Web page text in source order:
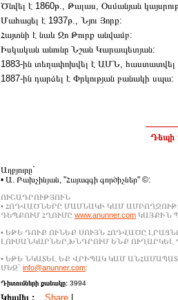
Ծնվել է 1860թ., Թալաս, Օսմանյան
Մահացել է 1937թ., Նյու Յորք:
Հայտնի է նաև Ջո Թուրք անվամբ:
Իսկական անունը Նշան Կարապետյան:
1883-ին տեղափոխվել է ԱՄՆ, հաստատվել
1887-ին դարձել է Փրկության բանակի սպա:
Դեպի
Աղբյուրը`
• Ա. Բախչինյան, "Հայազգի գործիչներ" ©:
ՈՒՇԱԴՐՈՒԹՅՈՒՆ
• ՀՈԴՎԱԾՆԵՐԸ ՄԱՍՆԱԿԻ ԿԱՄ
ԴԵՊՔՈՒՄ ՀՂՈՒՄԸ www.anunner.com ԿԱՅՔԻՆ
• ԵԹԵ ԴՈՒՔ ՈՒՆԵՔ ՍՈՒՅՆ ՀՈԴՎԱԾԸ
ԼՈՒՍԱՆԿԱՐՆԵՐ,ԽՆԴՐՈՒՄ ԵՆՔ ՈՒՂԱՐԿԵԼ
• ԵԹԵ ՆԿԱՏԵԼ ԵՔ ՎՐԻՊԱԿ ԿԱՄ
ՄԵԶ` info@anunner.com:
Դիտումների քանակը: 3994
Կիսվել : Share